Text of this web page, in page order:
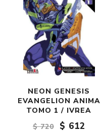
NEON GENESIS
EVANGELION ANIMA
TOMO 1 / IVREA
$ 720
$ 612